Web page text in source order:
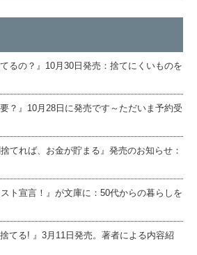
るの？』10月30日発売：捨てにくいものを
？』10月28日に発売です～ただいま予約受
てれば、お金が貯まる』発売のお知らせ：
スト宣言！』が文庫に：50代からの暮らしを
てる! 』3月11日発売。著者による内容紹